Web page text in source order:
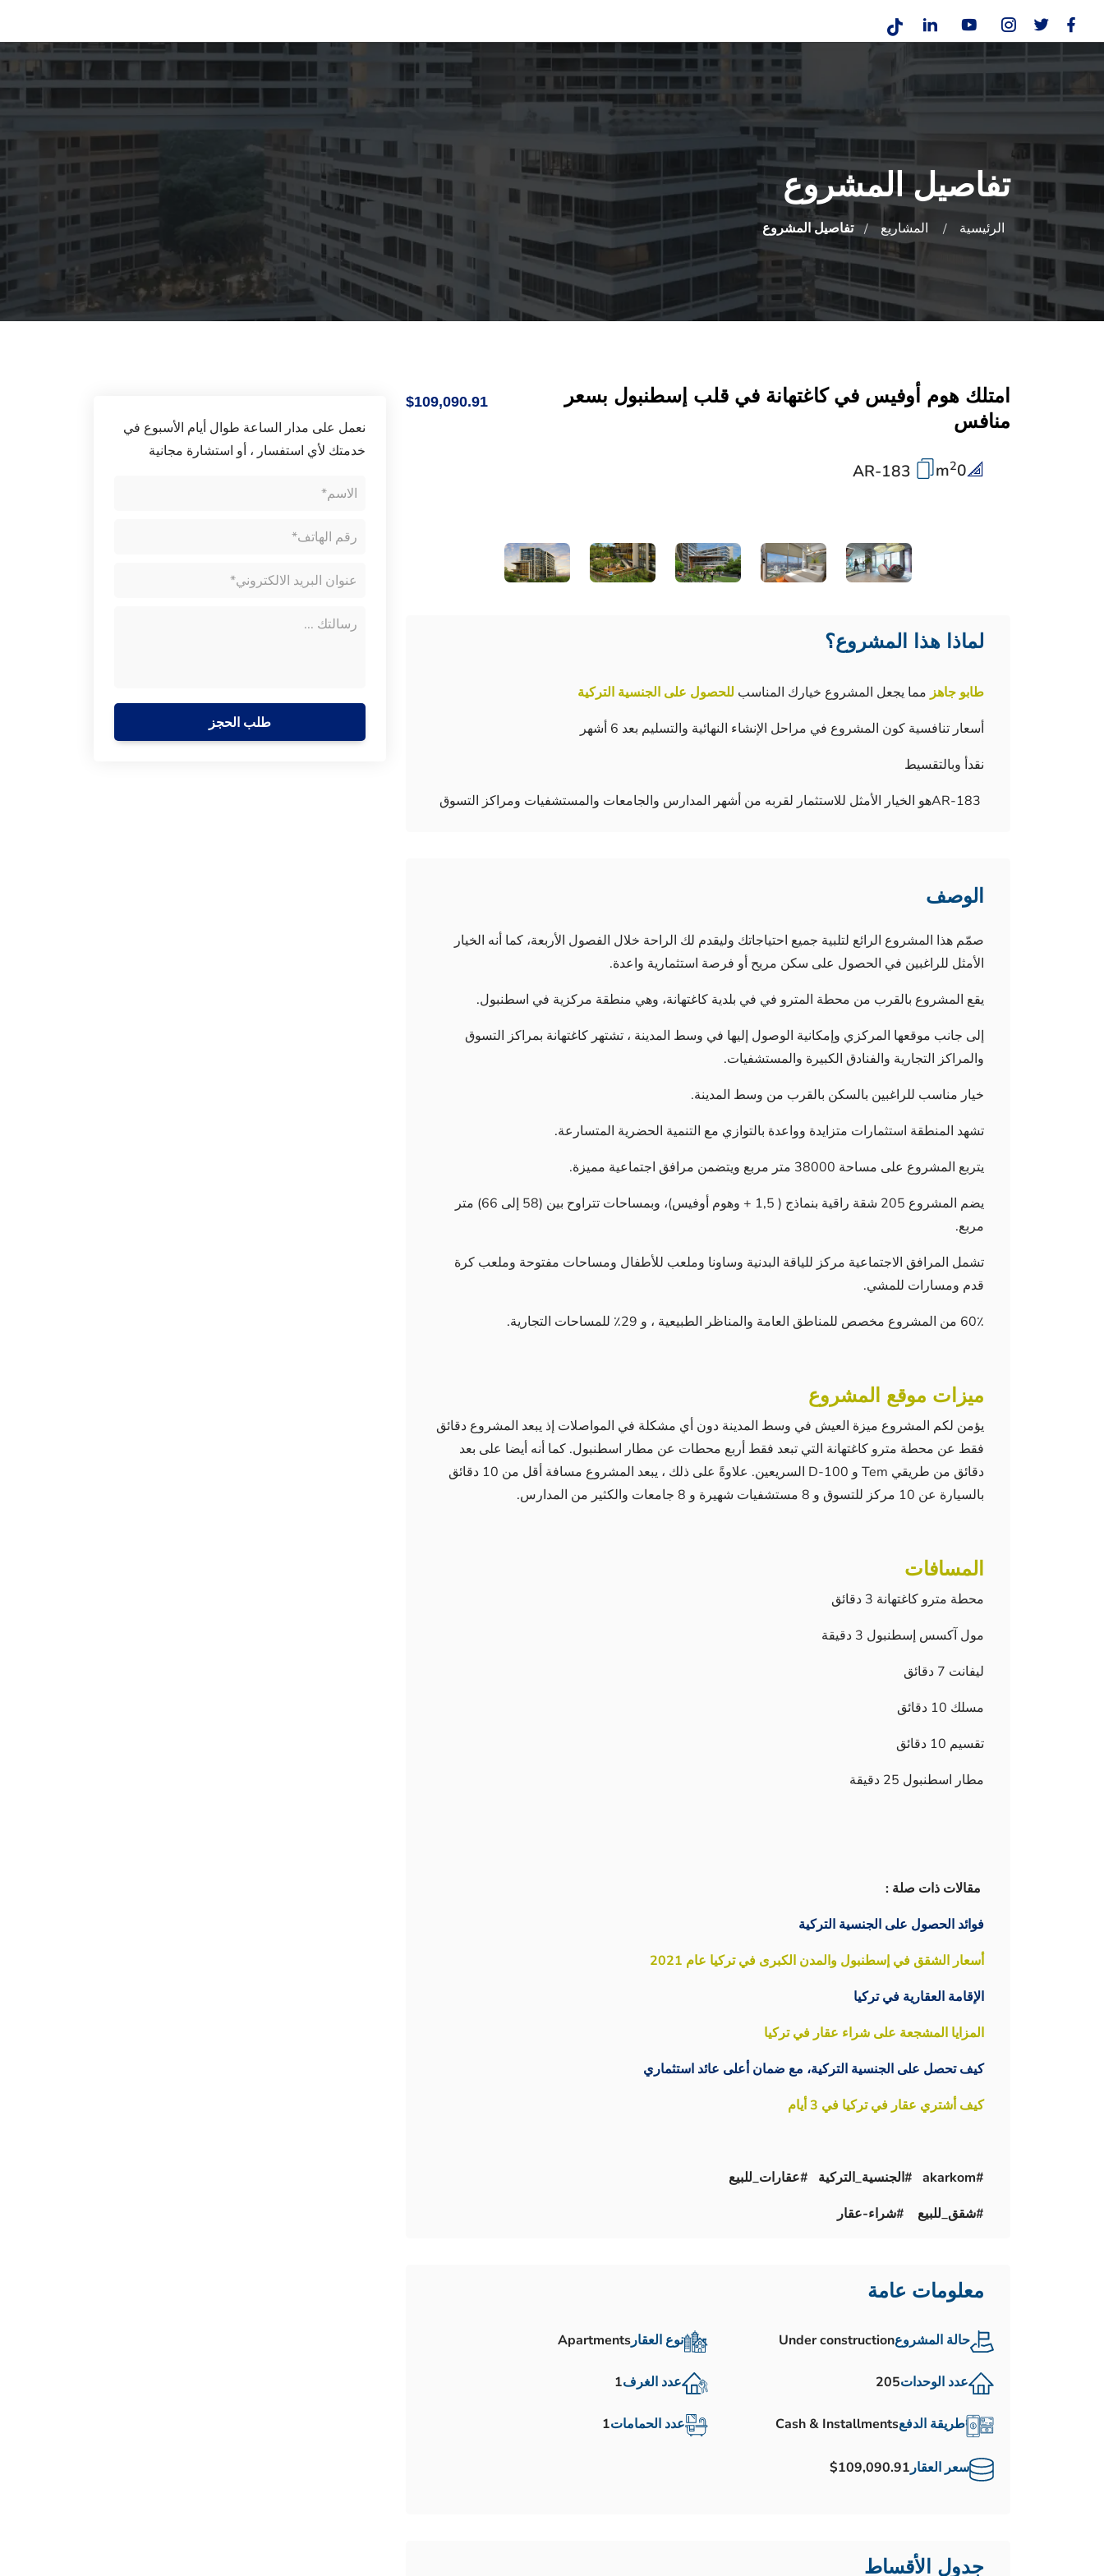
تفاصيل المشروع
الرئيسية المشاريع تفاصيل المشروع
امتلك هوم أوفيس في كاغتهانة في قلب إسطنبول بسعر
منافس
$109,090.91
0
m2
لماذا هذا المشروع؟
طابو جاهز مما يجعل المشروع خيارك المناسب للحصول على الجنسية التركية
أسعار تنافسية كون المشروع في مراحل الإنشاء النهائية والتسليم بعد 6 أشهر
نقدأ وبالتقسيط
الوصف
صمّم هذا المشروع الرائع لتلبية جميع احتياجاتك وليقدم لك الراحة خلال الفصول الأربعة، كما أنه الخيار
الأمثل للراغبين في الحصول على سكن مريح أو فرصة استثمارية واعدة.
يقع المشروع بالقرب من محطة المترو في في بلدية كاغتهانة، وهي منطقة مركزية في اسطنبول.
إلى جانب موقعها المركزي وإمكانية الوصول إليها في وسط المدينة ، تشتهر كاغتهانة بمراكز التسوق
والمراكز التجارية والفنادق الكبيرة والمستشفيات.
خيار مناسب للراغبين بالسكن بالقرب من وسط المدينة.
تشهد المنطقة استثمارات متزايدة وواعدة بالتوازي مع التنمية الحضرية المتسارعة.
يتربع المشروع على مساحة 38000 متر مربع ويتضمن مرافق اجتماعية مميزة.
يضم المشروع 205 شقة راقية بنماذج ( 1,5 + وهوم أوفيس)، وبمساحات تتراوح بين (58 إلى 66) متر
مربع.
تشمل المرافق الاجتماعية مركز للياقة البدنية وساونا وملعب للأطفال ومساحات مفتوحة وملعب كرة
قدم ومسارات للمشي.
60٪ من المشروع مخصص للمناطق العامة والمناظر الطبيعية ، و 29٪ للمساحات التجارية.
ميزات موقع المشروع
يؤمن لكم المشروع ميزة العيش في وسط المدينة دون أي مشكلة في المواصلات إذ يبعد المشروع دقائق
فقط عن محطة مترو كاغتهانة التي تبعد فقط أربع محطات عن مطار اسطنبول. كما أنه أيضا على بعد
دقائق من طريقي Tem و D-100 السريعين. علاوةً على ذلك ، يبعد المشروع مسافة أقل من 10 دقائق
بالسيارة عن 10 مركز للتسوق و 8 مستشفيات شهيرة و 8 جامعات والكثير من المدارس.
المسافات
محطة مترو كاغتهانة 3 دقائق
مول آكسس إسطنبول 3 دقيقة
ليفانت 7 دقائق
مسلك 10 دقائق
تقسيم 10 دقائق
مطار اسطنبول 25 دقيقة
مقالات ذات صلة :
فوائد الحصول على الجنسية التركية
أسعار الشقق في إسطنبول والمدن الكبرى في تركيا عام 2021
الإقامة العقارية في تركيا
المزايا المشجعة على شراء عقار في تركيا
كيف تحصل على الجنسية التركية، مع ضمان أعلى عائد استثماري
كيف أشتري عقار في تركيا في 3 أيام
#akarkom #الجنسية_التركية #عقارات_للبيع
#شقق_للبيع #شراء-عقار
معلومات عامة
حالة المشروعUnder construction
عدد الوحدات205
طريقة الدفعCash & Installments
سعر العقار$109,090.91
نوع العقارApartments
عدد الغرف1
عدد الحمامات1
جدول الأقساط
نعمل على مدار الساعة طوال أيام الأسبوع في
خدمتك لأي استفسار ، أو استشارة مجانية
طلب الحجز